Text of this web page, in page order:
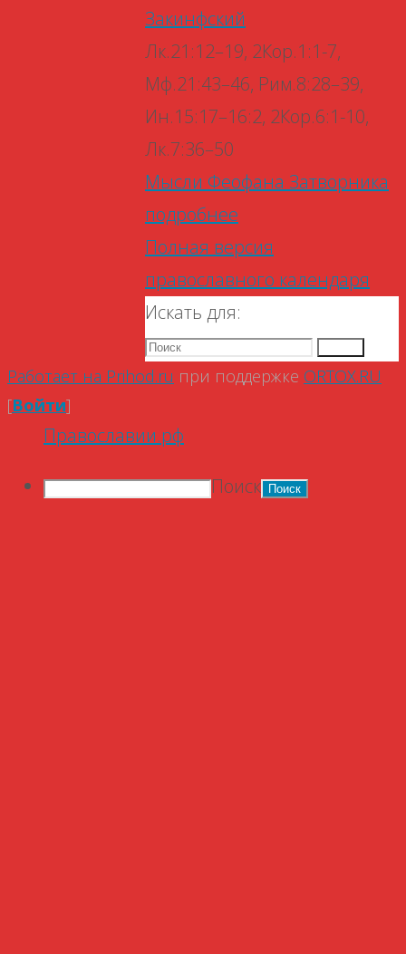
Закинфский
Лк.21:12–19, 2Кор.1:1-7,
Мф.21:43–46, Рим.8:28–39,
Ин.15:17–16:2, 2Кор.6:1-10,
Лк.7:36–50
Мысли Феофана Затворника
подробнее
Полная версия
православного календаря
Искать для:
Работает на Prihod.ru при поддержке ORTOX.RU
[Войти]
Православии.рф
Поиск